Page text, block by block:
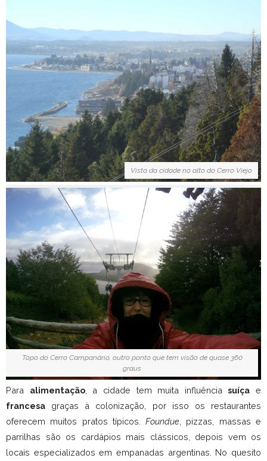
Vista da cidade no alto do Cerro Viejo
Topo do Cerro Campanário, outro ponto que tem visão de quase 360
graus
Para alimentação, a cidade tem muita influênciasuíça e
francesa graças à colonização, por isso os restaurantes
oferecem muitos pratos típicos.Foundue , pizzas, massas e
parrilhas são os cardápios mais clássicos, depois vem os
locais especializados em empanadas argentinas. No quesito